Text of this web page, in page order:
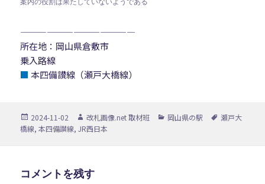
—————————————
所在地：岡山県倉敷市
乗入路線
■ 本四備讃線（瀬戸大橋線）
投
稿
2024-11-02
作
成
改札画像.net 取材班
カ
岡山県の駅
タ
瀬戸大
橋線,本四備讃線,JR西日本
コメントを残す